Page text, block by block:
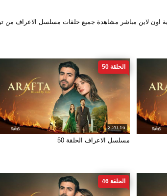
اون لاين مباشر مشاهدة جميع حلقات مسلسل الاعراف
2:20:16
الحلقة 50
مسلسل الاعراف الحلقة 50
الحلقة 46